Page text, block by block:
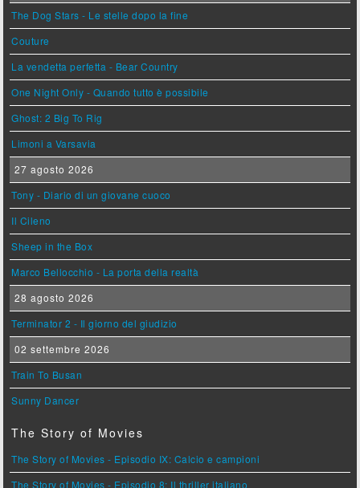
The Dog Stars - Le stelle dopo la fine
Couture
La vendetta perfetta - Bear Country
One Night Only - Quando tutto è possibile
Ghost: 2 Big To Rig
Limoni a Varsavia
27 agosto 2026
Tony - Diario di un giovane cuoco
Il Cileno
Sheep in the Box
Marco Bellocchio - La porta della realtà
28 agosto 2026
Terminator 2 - Il giorno del giudizio
02 settembre 2026
Train To Busan
Sunny Dancer
The Story of Movies
The Story of Movies - Episodio IX: Calcio e campioni
The Story of Movies - Episodio 8: Il thriller italiano